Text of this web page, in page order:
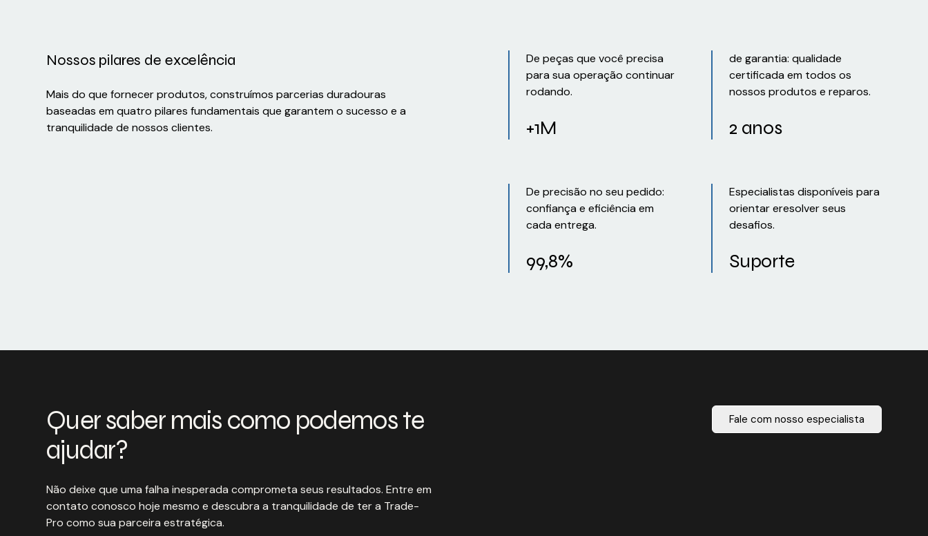
Nossos pilares de excelência
Mais do que fornecer produtos, construímos parcerias duradouras
baseadas em quatro pilares fundamentais que garantem o sucesso e a
tranquilidade de nossos clientes.
De peças que você precisa
para sua operação continuar
rodando.
+1M
de garantia: qualidade
certificada em todos os
nossos produtos e reparos.
2 anos
De precisão no seu pedido:
confiança e eficiência em
cada entrega.
99,8%
Especialistas disponíveis para
orientar eresolver seus
desafios.
Suporte
Quer saber mais como podemos te
ajudar?
Não deixe que uma falha inesperada comprometa seus resultados. Entre em
contato conosco hoje mesmo e descubra a tranquilidade de ter a Trade-
Pro como sua parceira estratégica.
Fale com nosso especialista